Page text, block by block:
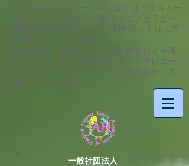
アニマルコミュニケーション講座,オラクルカー
ド講座,エンジェルカード講座,ヒプノセラピー
講座,催眠療法講座,チャクラ講座,ペットロス講
座,前世リーディング講座,
​レイキ講座,レイキアニマル講座,動物レイキ講
座,アニマルヒーリング講座,アカシックレコー
ド講座,パワーストーンヒーリング講座,クリス
タルヒーリング講座
一般社団法人